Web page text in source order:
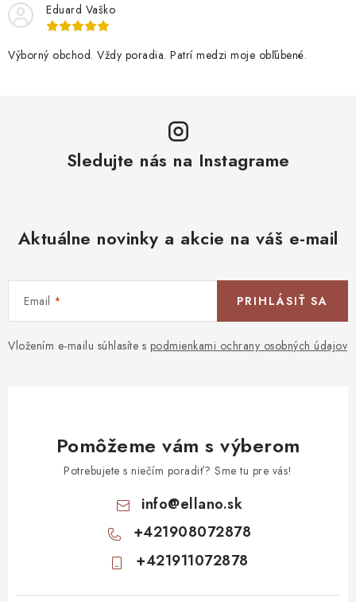
Eduard Vaško
Výborný obchod. Vždy poradia. Patrí medzi moje obľúbené.
Sledujte nás na Instagrame
Aktuálne novinky a akcie na váš e-mail
Email
Vložením e-mailu súhlasíte s podmienkami ochrany osobných údajov
PRIHLÁSIŤ SA
Pomôžeme vám s výberom
Potrebujete s niečím poradiť? Sme tu pre vás!
info@ellano.sk
+421908072878
+421911072878